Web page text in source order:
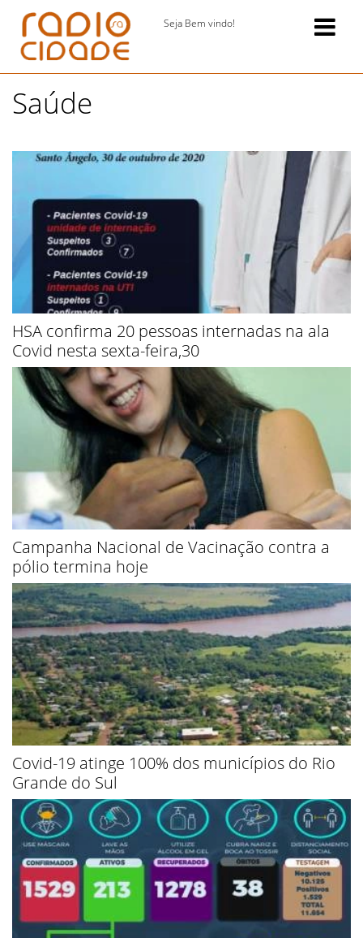
Seja Bem vindo!
Saúde
HSA confirma 20 pessoas internadas na ala
Covid nesta sexta-feira,30
Campanha Nacional de Vacinação contra a
pólio termina hoje
Covid-19 atinge 100% dos municípios do Rio
Grande do Sul